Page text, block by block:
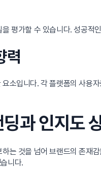
평가할 수 있습니다. 성공
력
소입니다. 각 플랫폼의 사
과 인지도
는 것을 넘어 브랜드의 존재
니다.